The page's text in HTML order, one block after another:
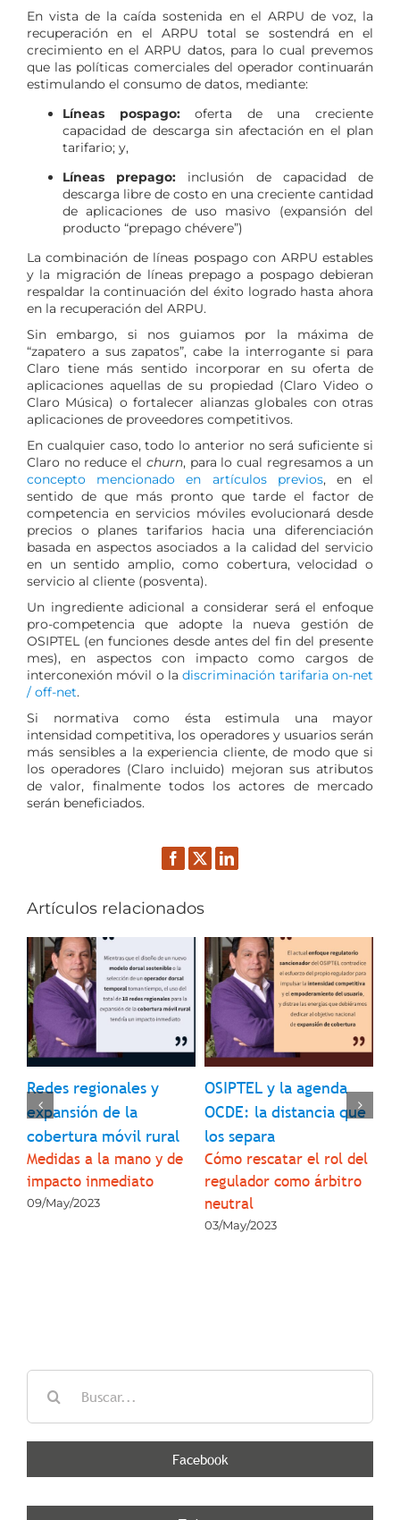
En vista de la caída sostenida en el ARPU de voz, la
recuperación en el ARPU total se sostendrá en el
crecimiento en el ARPU datos, para lo cual prevemos
que las políticas comerciales del operador continuarán
estimulando el consumo de datos, mediante:
Líneas pospago:oferta de una creciente
capacidad de descarga sin afectación en el plan
tarifario; y,
Líneas prepago: inclusión de capacidad de
descarga libre de costo en una creciente cantidad
de aplicaciones de uso masivo (expansión del
producto “prepago chévere”)
La combinación de líneas pospago con ARPU estables
y la migración de líneas prepago a pospago debieran
respaldar la continuación del éxito logrado hasta ahora
en la recuperación del ARPU.
Sin embargo, si nos guiamos por la máxima de
“zapatero a sus zapatos”, cabe la interrogante si para
Claro tiene más sentido incorporar en su oferta de
aplicaciones aquellas de su propiedad (Claro Video o
Claro Música) o fortalecer alianzas globales con otras
aplicaciones de proveedores competitivos.
En cualquier caso, todo lo anterior no será suficiente si
Claro no reduce el churn, para lo cual regresamos a un
concepto mencionado en artículos previos, en el
sentido de que más pronto que tarde el factor de
competencia en servicios móviles evolucionará desde
precios o planes tarifarios hacia una diferenciación
basada en aspectos asociados a la calidad del servicio
en un sentido amplio, como cobertura, velocidad o
servicio al cliente (posventa).
Un ingrediente adicional a considerar será el enfoque
pro-competencia que adopte la nueva gestión de
OSIPTEL (en funciones desde antes del fin del presente
mes), en aspectos con impacto como cargos de
interconexión móvil o ladiscriminación tarifaria on-net
/ off-net.
Si normativa como ésta estimula una mayor
intensidad competitiva, los operadores y usuarios serán
más sensibles a la experiencia cliente, de modo que si
los operadores (Claro incluido) mejoran sus atributos
de valor, finalmente todos los actores de mercado
serán beneficiados.
Facebook
TwitterLinkedIn
Artículos relacionados
Redes regionales y
expansión de la
cobertura móvil rural
Medidas a la mano y de
impacto inmediato
09/May/2023
OSIPTEL y la agenda
OCDE: la distancia que
los separa
Cómo rescatar el rol del
regulador como árbitro
neutral
03/May/2023
Buscar:
Facebook